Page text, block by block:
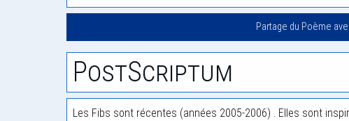
Partage du Poème
PostScriptum
Les Fibs sont récentes (années 2005-2006) . Elles sont